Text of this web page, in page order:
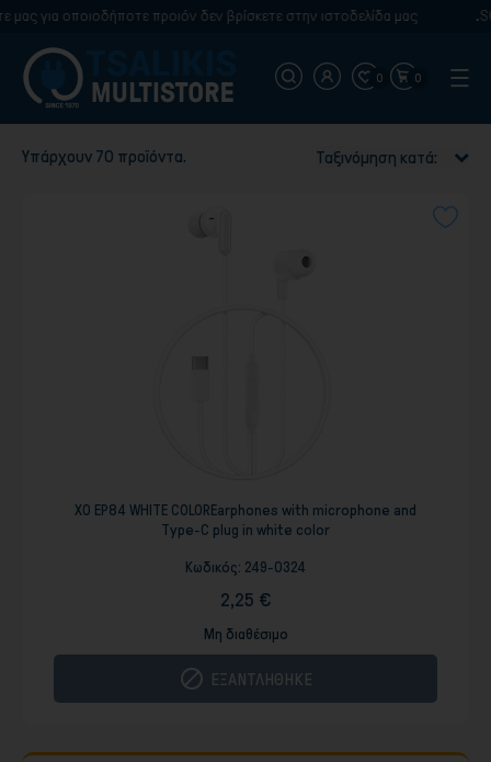
προιόν δεν βρίσκετε στην ιστοδελίδα μας .SOS. Το site
0 0
Υπάρχουν 70 προϊόντα. Ταξινόμηση κατά:
XO EP84 WHITE COLOREarphones with microphone and
Type-C plug in white color
Κωδικός: 249-0324
2,25 €
Μη διαθέσιμο
 ΕΞΑΝΤΛΗΘΗΚΕ